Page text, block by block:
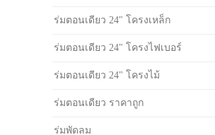
ร่มตอนเดียว 24" โครงเหล็ก
ร่มตอนเดียว 24" โครงไฟเบอร์
ร่มตอนเดียว 24" โครงไม้
ร่มตอนเดียว ราคาถูก
ร่มพัดลม